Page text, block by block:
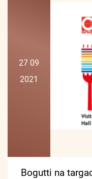
27 09
2021
Bogutti na